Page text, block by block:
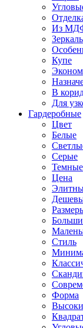
Из
Купе
Эконом
В
Для
Гардеробные
Цвет
Белые
Серые
Темные
Цена
Стиль
Форма